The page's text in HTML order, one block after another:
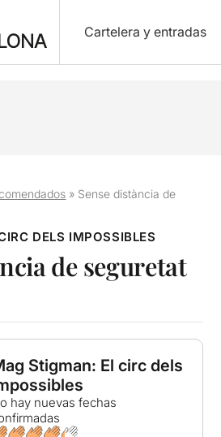
Cartelera y entradas
» Sense distància de
DELS IMPOSSIBLES
de seguretat
Stigman: El circ dels
hay nuevas fechas